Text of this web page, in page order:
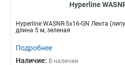
Hyperline
Hyperline WASNR-5x16-GN Лента
длина 5 м, зеленая
Подробнее
Наличие: В наличии